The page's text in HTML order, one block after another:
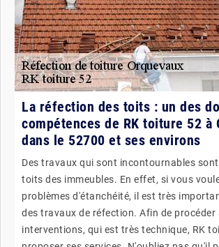
La réfection des toits : un des
compétences de RK toiture 52 à
dans le 52700 et ses environs
Des travaux qui sont incontournables
toits des immeubles. En effet, si vous
problèmes d'étanchéité, il est très
des travaux de réfection. Afin de procéder
interventions, qui est très technique, RK